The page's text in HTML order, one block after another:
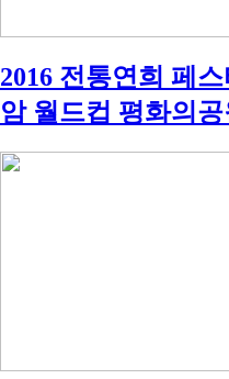
2016 전통연희 페
암 월드컵 평화의공